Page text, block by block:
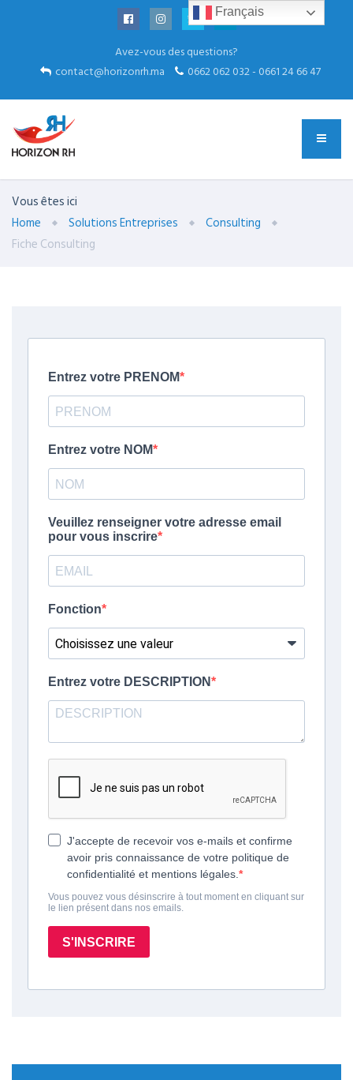
Avez-vous des questions?
contact@horizonrh.ma
0662 062 032 - 0661 24 66 47
Vous êtes ici
Home
Solutions Entreprises
Consulting
Fiche Consulting
Français